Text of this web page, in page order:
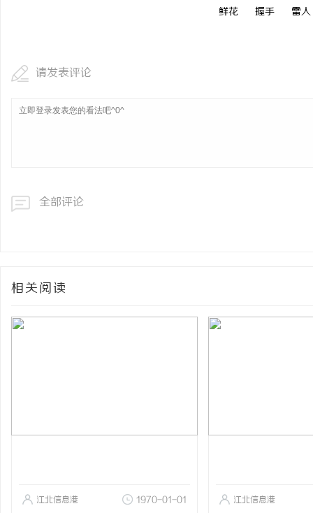
鲜花 握手 雷人
请发表评论
全部评论
相关阅读
江北信息港 1970-01-01 江北信息港